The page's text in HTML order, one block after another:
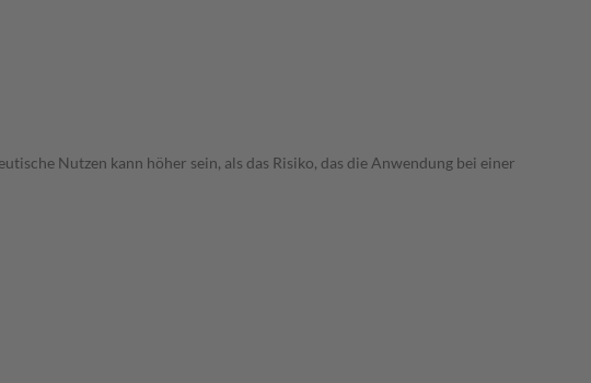
Nutzen kann höher sein, als das Risiko, das die Anwendung bei einer